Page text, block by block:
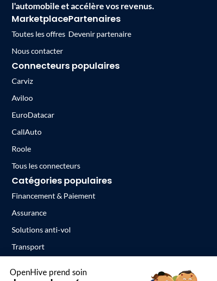
l'automobile et accélère vos revenus.
Marketplace
Toutes les offres
Nous contacter
Partenaires
Devenir partenaire
Connecteurs populaires
Carviz
Aviloo
EuroDatacar
CallAuto
Roole
Tous les connecteurs
Catégories populaires
Financement & Paiement
Assurance
Solutions anti-vol
Transport